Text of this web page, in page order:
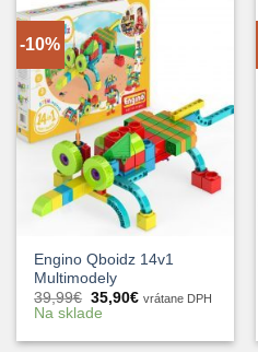
-10%
Engino Qboidz 14v1
Multimodely
39,99€ Pôvodná
cena
39,99€.
35,90€Aktuálna
35,90€.
vrátane DPH
Na sklade